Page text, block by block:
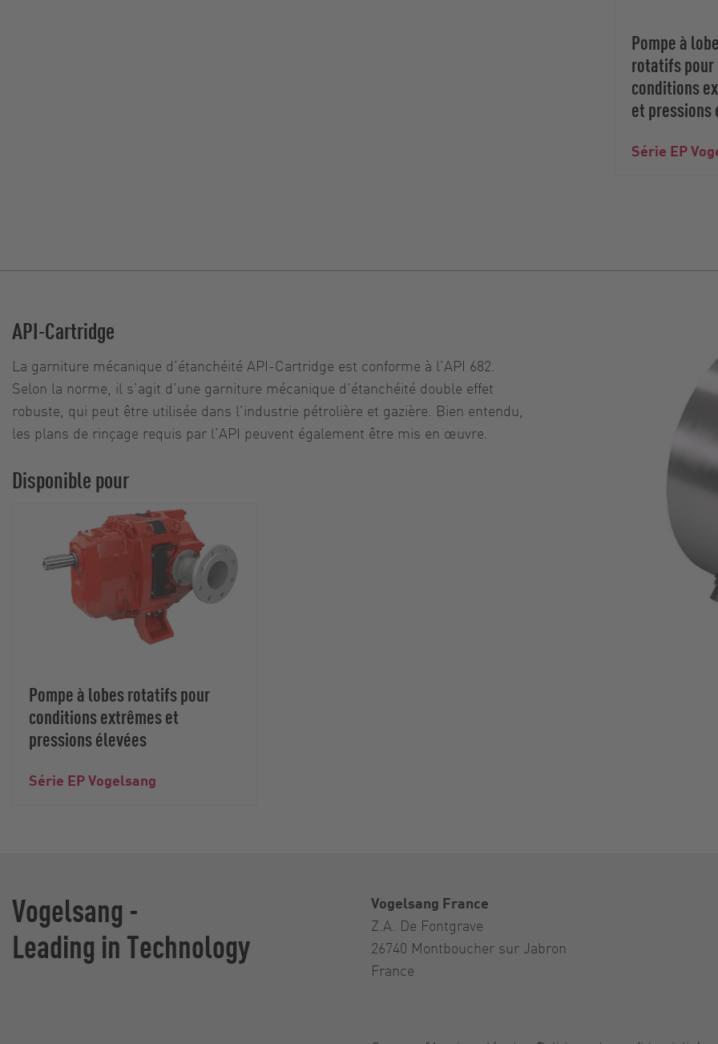
Pompe à
rotatifs pour
conditions
et pressions
Série EP
API-Cartridge
La garniture mécanique d’étanchéité API-Cartridge est conforme à l’API 682.
Selon la norme, il s’agit d’une garniture mécanique d’étanchéité double effet
robuste, qui peut être utilisée dans l’industrie pétrolière et gazière. Bien entendu,
les plans de rinçage requis par l’API peuvent également être mis en œuvre.
Disponible pour
Pompe à lobes rotatifs pour
conditions extrêmes et
pressions élevées
Série EP Vogelsang
Vogelsang -
Leading in Technology
Vogelsang France
Z.A. De Fontgrave
26740 Montboucher sur Jabron
France